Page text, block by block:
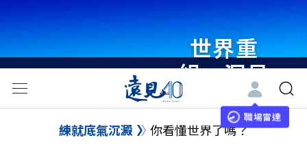
世界重
組・洞見
未來 與
世界領袖
職場雷達
練就底氣沉澱 你看懂世界了嗎？